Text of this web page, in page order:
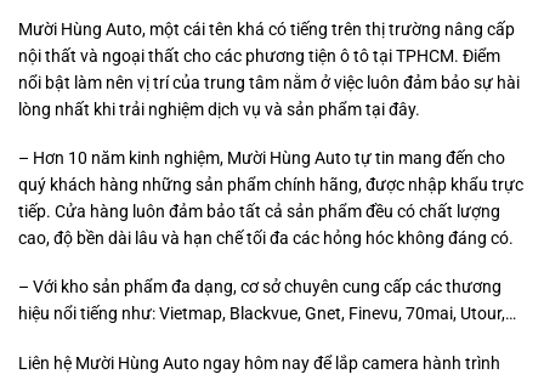
Mười Hùng Auto, một cái tên khá có tiếng trên thị trường nâng cấp
nội thất và ngoại thất cho các phương tiện ô tô tại TPHCM. Điểm
nổi bật làm nên vị trí của trung tâm nằm ở việc luôn đảm bảo sự hài
lòng nhất khi trải nghiệm dịch vụ và sản phẩm tại đây.
– Hơn 10 năm kinh nghiệm, Mười Hùng Auto tự tin mang đến cho
quý khách hàng những sản phẩm chính hãng, được nhập khẩu trực
tiếp. Cửa hàng luôn đảm bảo tất cả sản phẩm đều có chất lượng
cao, độ bền dài lâu và hạn chế tối đa các hỏng hóc không đáng có.
– Với kho sản phẩm đa dạng, cơ sở chuyên cung cấp các thương
hiệu nổi tiếng như: Vietmap, Blackvue, Gnet, Finevu, 70mai, Utour,…
Liên hệ Mười Hùng Auto ngay hôm nay để lắp camera hành trình